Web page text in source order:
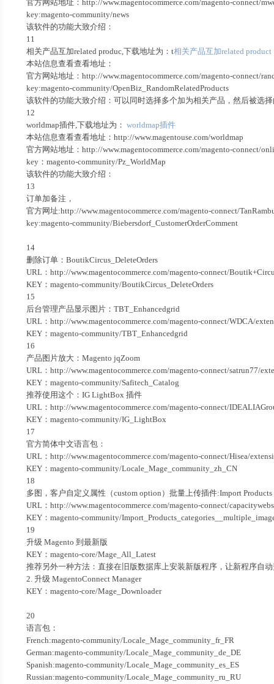
官方网站地址：http://www.magentocommerce.com/magento-connect/
key:magento-community/news
该软件的功能大致介绍：
11
相关产品互加related produc,下载地址为：t相关产品互加related product
本站信息查看查看地址：
官方网站地址：http://www.magentocommerce.com/magento-connect/
key:magento-community/OpenBiz_RandomRelatedProducts
该软件的功能大致介绍：可以同时选择多个加为相关产品，然后被选
12
worldmap插件,下载地址为：worldmap插件
本站信息查看查看地址：http://www.magentouse.com/worldmap
官方网站地址：http://www.magentocommerce.com/magento-connect/
key：magento-community/Pz_WorldMap
该软件的功能大致介绍：
13
订单加备注，
官方网址:http://www.magentocommerce.com/magento-connect/
key:magento-community/Biebersdorf_CustomerOrderComment
14
删除订单：BoutikCircus_DeleteOrders
URL：http://www.magentocommerce.com/magento-connect/
KEY：magento-community/BoutikCircus_DeleteOrders
15
后台管理产品显示图片：TBT_Enhancedgrid
URL：http://www.magentocommerce.com/magento-connect/WDCA/
KEY：magento-community/TBT_Enhancedgrid
16
产品图片放大：Magento jqZoom
URL：http://www.magentocommerce.com/magento-connect/satrun77/
KEY：magento-community/Safitech_Catalog
推荐使用这个：IG LightBox 插件
URL：http://www.magentocommerce.com/magento-connect/
KEY：magento-community/IG_LightBox
17
官方简体中文语言包：
URL：http://www.magentocommerce.com/magento-connect/Hisea/
KEY：magento-community/Locale_Mage_community_zh_CN
18
多图，客户自定义属性（custom option）批量上传插件:Import Products
URL：http://www.magentocommerce.com/magento-connect/
KEY：magento-community/
19
升级 Magento 到最新版
KEY：magento-core/Mage_All_Latest
推荐另外一种方法：直接在旧版数据库上安装新版程序，让新程序自
2. 升级 MagentoConnect Manager
KEY：magento-core/Mage_Downloader
20
语言包：
French:magento-community/Locale_Mage_community_fr_FR
German:magento-community/Locale_Mage_community_de_DE
Spanish:magento-community/Locale_Mage_community_es_ES
Russian:magento-community/Locale_Mage_community_ru_RU